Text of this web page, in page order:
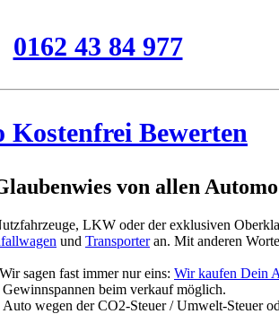
0162 43 84 977
Kostenfrei Bewerten
von allen
LKW oder der exklusiven
und Transporteran. Mit anderen
sagen fast immer nur eins: Wir kaufen Dein
beim verkauf möglich.
wegen der CO2-Steuer / Umwelt-Steuer